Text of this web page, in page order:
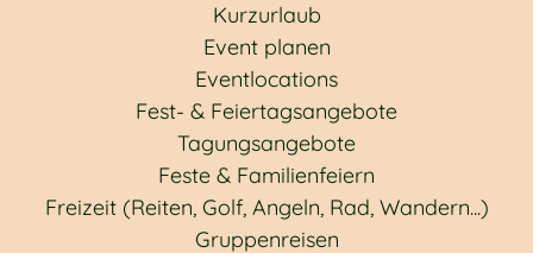
Kurzurlaub
Event planen
Eventlocations
Fest- & Feiertagsangebote
Tagungsangebote
Feste & Familienfeiern
Freizeit (Reiten, Golf, Angeln, Rad, Wandern...)
Gruppenreisen